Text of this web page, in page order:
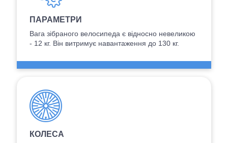
ПАРАМЕТРИ
Вага зібраного велосипеда є відносно невеликою
- 12 кг. Він витримує навантаження до 130 кг.
КОЛЕСА